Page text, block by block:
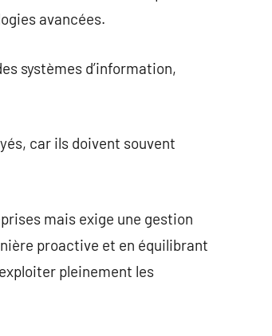
avancées.
systèmes d’information,
car ils doivent souvent
mais exige une gestion
proactive et en équilibrant
pleinement les